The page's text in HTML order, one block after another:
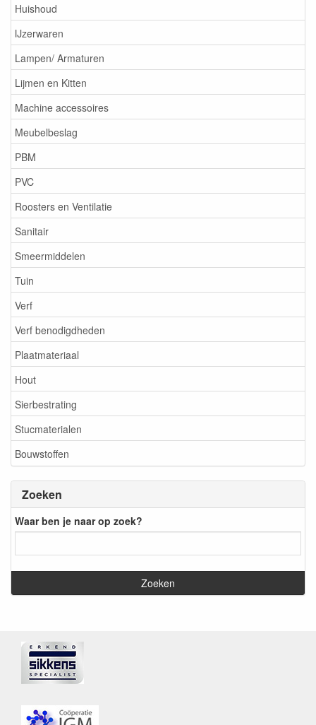
Huishoud
IJzerwaren
Lampen/ Armaturen
Lijmen en Kitten
Machine accessoires
Meubelbeslag
PBM
PVC
Roosters en Ventilatie
Sanitair
Smeermiddelen
Tuin
Verf
Verf benodigdheden
Plaatmateriaal
Hout
Sierbestrating
Stucmaterialen
Bouwstoffen
Zoeken
Waar ben je naar op zoek?